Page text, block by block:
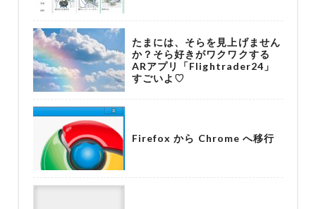
たまには、そらを見上げません
か？そら好きがワクワクする
ARアプリ「Flightrader24」
すごいよ♡
Firefox から Chrome へ移行